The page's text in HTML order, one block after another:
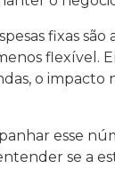
fixas são
flexível.
o impacto
esse
se a